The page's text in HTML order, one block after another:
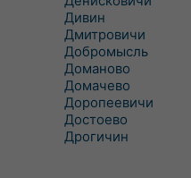
Дивин
Дмитровичи
Добромысль
Доманово
Домачево
Доропеевичи
Достоево
Дрогичин